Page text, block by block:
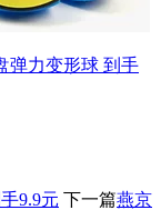
弹力变形球 到手
9.9元 下一篇燕京